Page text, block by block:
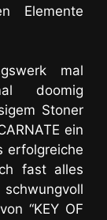
Elemente
mal
doomig
Stoner
ein
erfolgreiche
fast alles
“KEY OF